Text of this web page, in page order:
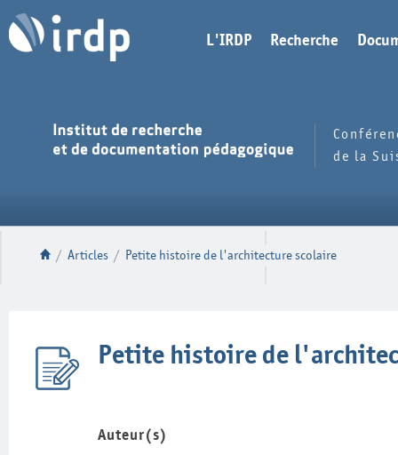
L'IRDP Recherche
de la
/ Articles / Petite histoire de l'architecture scolaire
Petite histoire de
Auteur(s)